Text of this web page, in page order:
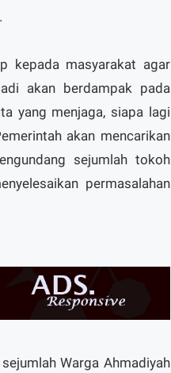
kepada masyarakat agar
akan berdampak pada
yang menjaga, siapa lagi
akan mencarikan
sejumlah tokoh
permasalahan
Warga Ahmadiyah